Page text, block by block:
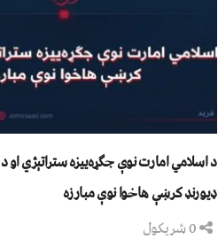
د اسلامي امارت نوې جګړه‌ییزه ستراتېژي او د
ډیورنډ کرښې هاخوا نوې مبارزه